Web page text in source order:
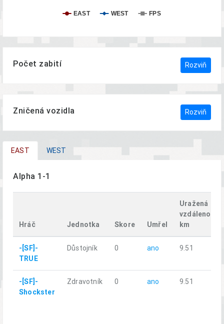
EAST WEST FPS
Počet zabití Rozviň
Zničená vozidla Rozviň
EAST WEST
Alpha 1-1
Hráč Jednotka Skore Umřel
Uražená
vzdálenost,
km
-[SF]-
TRUE
Důstojník 0 ano 9.51
-[SF]-
Shockster
Zdravotník 0 ano 9.51